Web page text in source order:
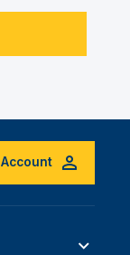
Account